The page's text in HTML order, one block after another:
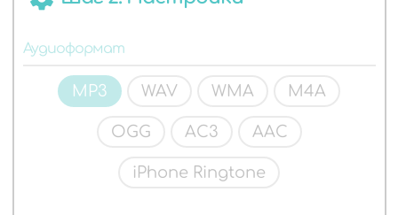
ФОРМАТОВ
Аудиоформат
MP3 WAV WMA M4A
OGG AC3 AAC
iPhone Ringtone